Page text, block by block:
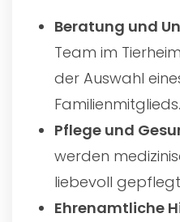
Beratung und
Team im
der Auswahl
Familienmitglieds.
Pflege und
werden
liebevoll
Ehrenamtliche